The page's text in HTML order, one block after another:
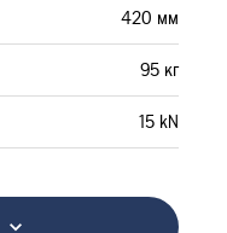
420 мм
95 кг
15 kN